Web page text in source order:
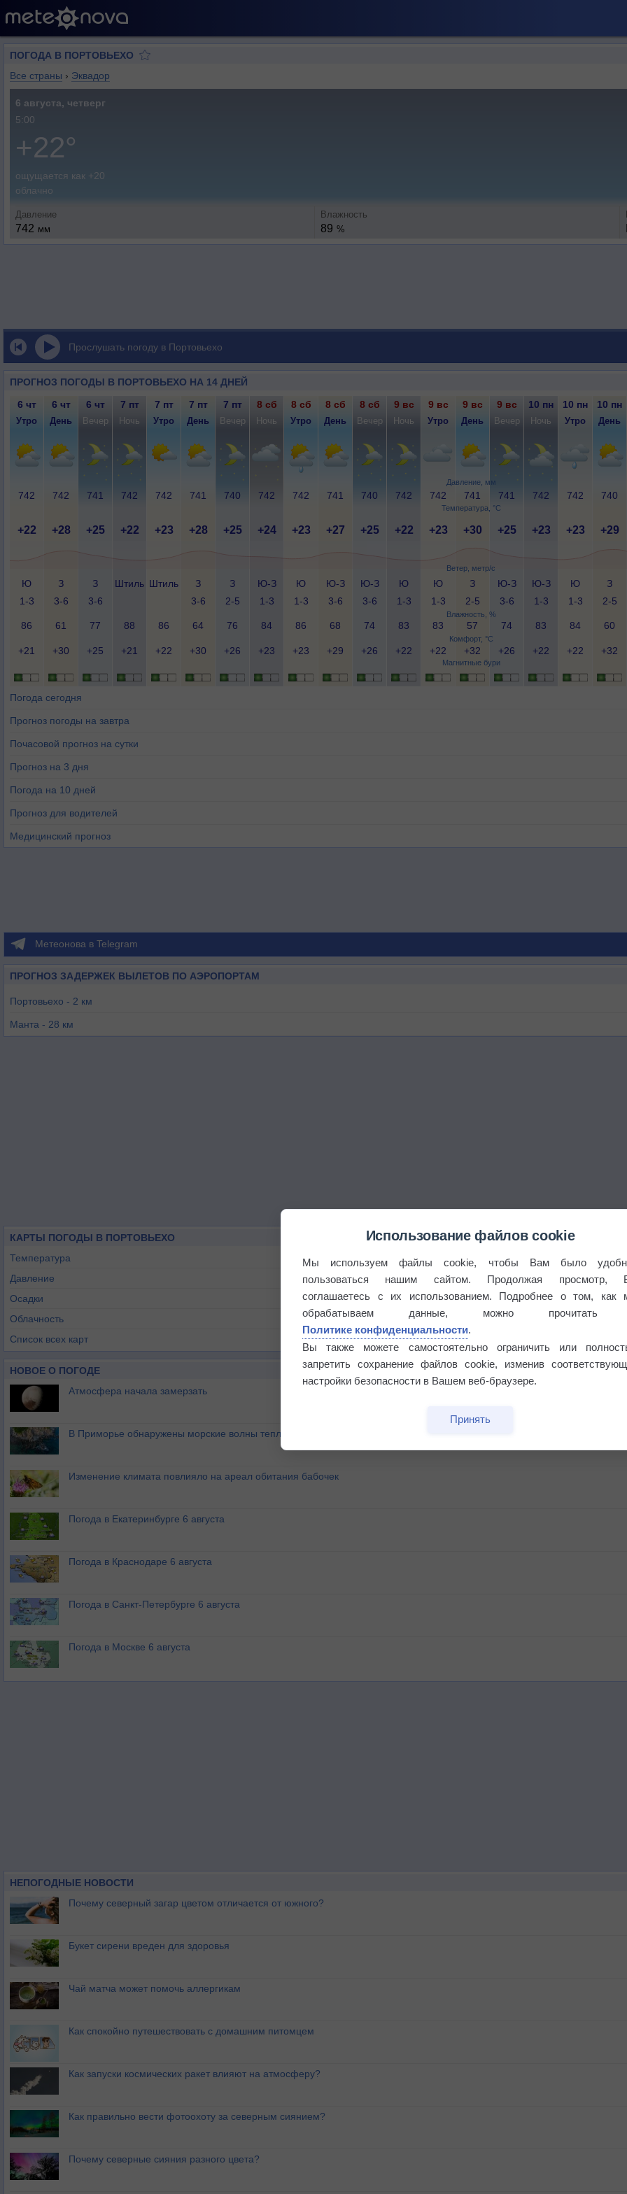
ПОГОДА В ПОРТОВЬЕХО
Все страны › Эквадор
6 августа, четверг
5:00
+22°
ощущается как +20
облачно
Давление
742 мм
Влажность
89 %
Прослушать погоду в Портовьехо
ПРОГНОЗ ПОГОДЫ В ПОРТОВЬЕХО НА 14 ДНЕЙ
Давление, мм
Температура, °C
Ветер, метр/с
Влажность, %
Комфорт, °C
Магнитные бури
6 чт 6 чт 6 чт 7 пт 7 пт 7 пт 7 пт 8 сб 8 сб 8 сб 8 сб 9 вс 9 вс 9 вс 9 вс 10 пн 10 пн 10 пн
Утро День Вечер Ночь Утро День Вечер Ночь Утро День Вечер Ночь Утро День Вечер Ночь Утро День
742 742 741 742 742 741 740 742 742 741 740 742 742 741 741 742 742 740
+22 +28 +25 +22 +23 +28 +25 +24 +23 +27 +25 +22 +23 +30 +25 +23 +23 +29
Ю
1-3
З
3-6
З
3-6
Штиль Штиль
З
3-6
З
2-5
Ю-З
1-3
Ю
1-3
Ю-З
3-6
Ю-З
3-6
Ю
1-3
Ю
1-3
З
2-5
Ю-З
3-6
Ю-З
1-3
Ю
1-3
З
2-5
86 61 77 88 86 64 76 84 86 68 74 83 83 57 74 83 84 60
+21 +30 +25 +21 +22 +30 +26 +23 +23 +29 +26 +22 +22 +32 +26 +22 +22 +32
Погода сегодня
Прогноз погоды на завтра
Почасовой прогноз на сутки
Прогноз на 3 дня
Погода на 10 дней
Прогноз для водителей
Медицинский прогноз
Метеонова в Telegram
ПРОГНОЗ ЗАДЕРЖЕК ВЫЛЕТОВ ПО АЭРОПОРТАМ
Портовьехо - 2 км
Манта - 28 км
КАРТЫ ПОГОДЫ В ПОРТОВЬЕХО
Температура
Давление
Осадки
Облачность
Список всех карт
НОВОЕ О ПОГОДЕ
Атмосфера начала замерзать
В Приморье обнаружены морские волны тепла
Изменение климата повлияло на ареал обитания бабочек
Погода в Екатеринбурге 6 августа
Погода в Краснодаре 6 августа
Погода в Санкт-Петербурге 6 августа
Погода в Москве 6 августа
НЕПОГОДНЫЕ НОВОСТИ
Почему северный загар цветом отличается от южного?
Букет сирени вреден для здоровья
Чай матча может помочь аллергикам
Как спокойно путешествовать с домашним питомцем
Как запуски космических ракет влияют на атмосферу?
Как правильно вести фотоохоту за северным сиянием?
Почему северные сияния разного цвета?
Использование файлов cookie
Мы используем файлы cookie, чтобы Вам было
пользоваться нашим сайтом. Продолжая просмотр,
соглашаетесь с их использованием. Подробнее о том, как
обрабатываем данные, можно прочитать
Политике конфиденциальности.
Вы также можете самостоятельно ограничить или
запретить сохранение файлов cookie, изменив
настройки безопасности в Вашем веб-браузере.
Принять